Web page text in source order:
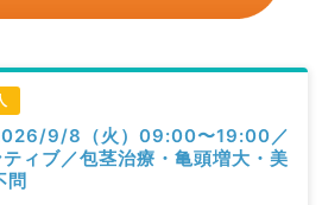
2026/9/8（火）09:00〜19:00／
ィブ／包茎治療・亀頭増大・美
問